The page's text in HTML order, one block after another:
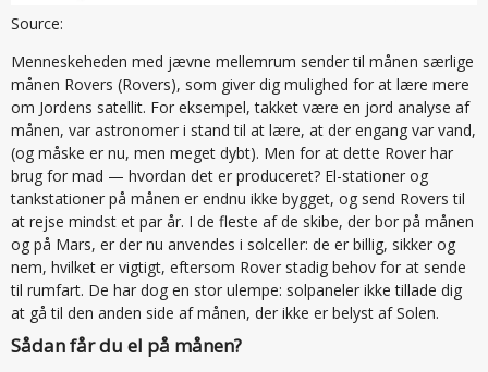
Source:
Menneskeheden med jævne mellemrum sender til månen særlige
månen Rovers (Rovers), som giver dig mulighed for at lære mere
om Jordens satellit. For eksempel, takket være en jord analyse af
månen, var astronomer i stand til at lære, at der engang var vand,
(og måske er nu, men meget dybt). Men for at dette Rover har
brug for mad — hvordan det er produceret? El-stationer og
tankstationer på månen er endnu ikke bygget, og send Rovers til
at rejse mindst et par år. I de fleste af de skibe, der bor på månen
og på Mars, er der nu anvendes i solceller: de er billig, sikker og
nem, hvilket er vigtigt, eftersom Rover stadig behov for at sende
til rumfart. De har dog en stor ulempe: solpaneler ikke tillade dig
at gå til den anden side af månen, der ikke er belyst af Solen.
Sådan får du el på månen?